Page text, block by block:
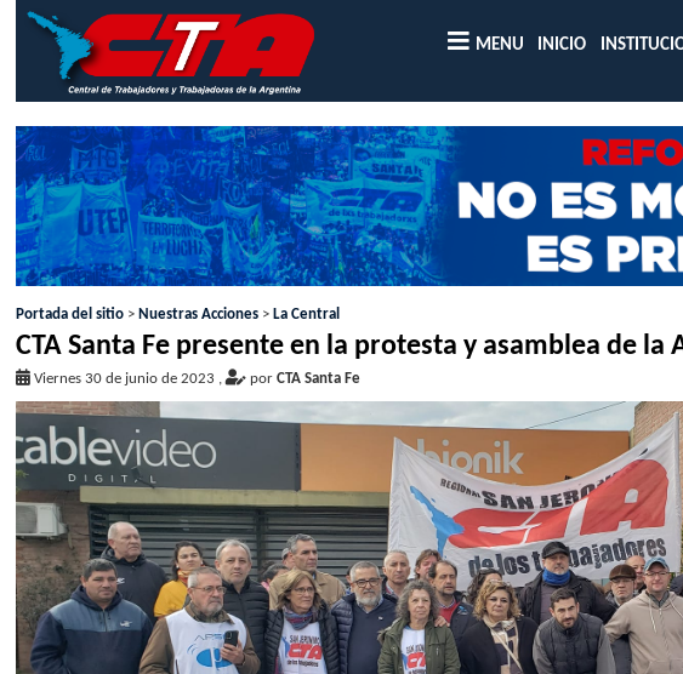
MENU INICIO
Portada del sitio > Nuestras Acciones > La Central
CTA Santa Fe presente en la protesta y asamblea de la
Viernes 30 de junio de 2023 , porCTA Santa Fe